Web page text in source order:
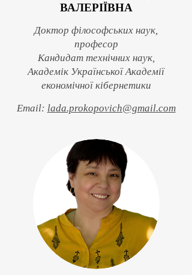
ВАЛЕРІЇВНА
Доктор філософських наук,
професор
Кандидат технічних наук,
Академік Української Академії
економічної кібернетики
Email: lada.prokopovich@gmail.com